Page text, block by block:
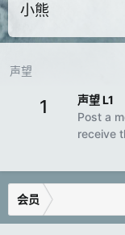
小熊
声望
1
声望 L1
Post a
receive
会员